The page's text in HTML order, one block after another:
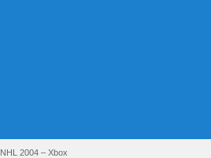
NHL 2004 – Xbox